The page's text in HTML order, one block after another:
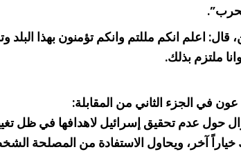
قال: اعلم انكم مللتم وانكم تؤمنون
ملتزم بذلك.
في الجزء الثاني من المقابلة:
عدم تحقيق إسرائيل لاهدافها في ظل
خياراً آخر، ويحاول الاستفادة من المصلحة